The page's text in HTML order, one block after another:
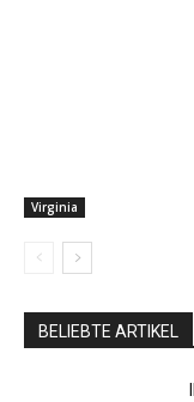
Virginia
BELIEBTE ARTIKEL